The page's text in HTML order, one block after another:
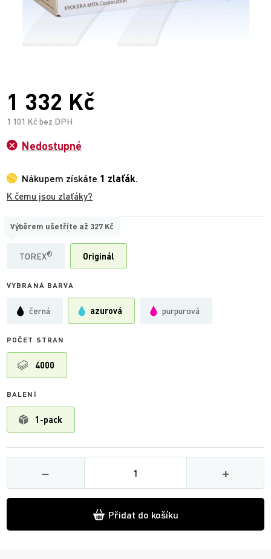
1 332 Kč
1 101 Kč bez DPH
Nedostupné
Nákupem získáte 1 zlaťák.
K čemu jsou zlaťáky?
TYP
TOREX®
Výběrem ušetříte až 327 Kč
Originál
VYBRANÁ BARVA
černá azurová purpurová
POČET STRAN
4000
BALENÍ
1-pack
−
Množství
+
Přidat do košíku